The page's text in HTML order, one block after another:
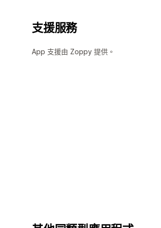
支援服務
App 支援由 Zoppy 提供。